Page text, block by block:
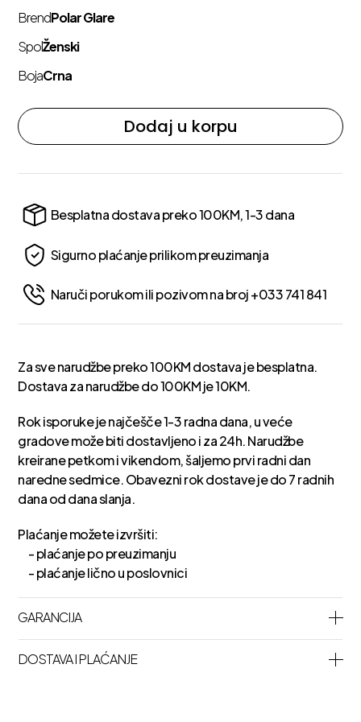
BrendPolar Glare
SpolŽenski
BojaCrna
Dodaj u korpu
Besplatna dostava preko 100KM, 1-3 dana
Sigurno plaćanje prilikom preuzimanja
Naruči porukom ili pozivom na broj +033 741 841
Za sve narudžbe preko 100KM dostava je besplatna.
Dostava za narudžbe do 100KM je 10KM.
Rok isporuke je najčešče 1-3 radna dana, u veće
gradove može biti dostavljeno i za 24h. Narudžbe
kreirane petkom i vikendom, šaljemo prvi radni dan
naredne sedmice. Obavezni rok dostave je do 7 radnih
dana od dana slanja.
Plaćanje možete izvršiti:
- plaćanje po preuzimanju
- plaćanje lično u poslovnici
GARANCIJA
DOSTAVA I PLAĆANJE